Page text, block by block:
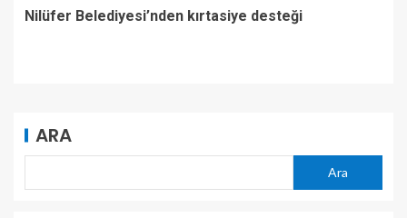
Nilüfer Belediyesi’nden kırtasiye desteği
ARA
Ara